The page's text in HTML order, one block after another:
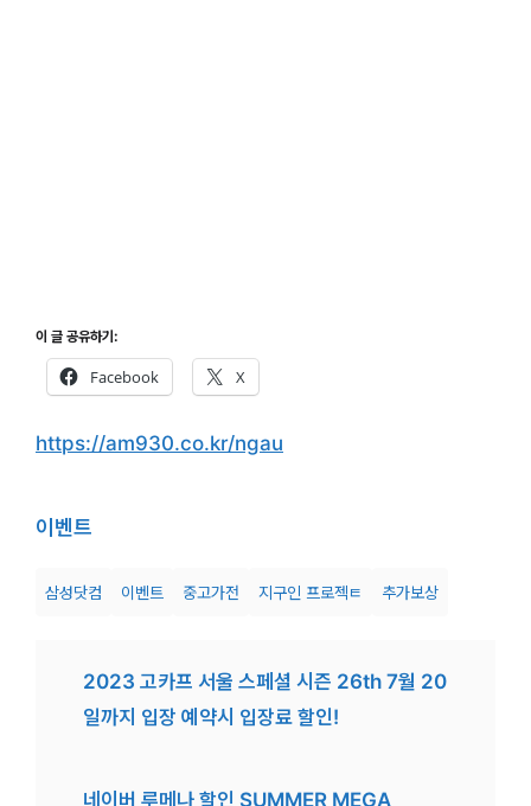
이 글 공유하기:
Facebook X
https://am930.co.kr/ngau
이벤트
삼성닷컴 이벤트 중고가전 지구인 프로젝ㅌ 추가보상
2023 고카프 서울 스페셜 시즌 26th 7월 20
일까지 입장 예약시 입장료 할인!
네이버 루메나 할인 SUMMER MEGA